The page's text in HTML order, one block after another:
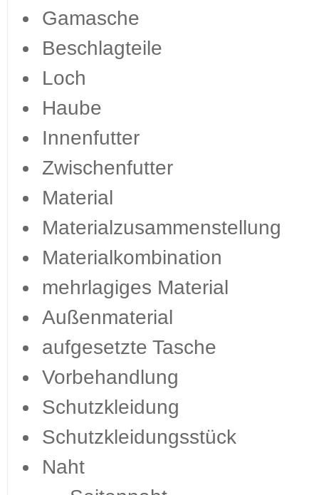
Gamasche
Beschlagteile
Loch
Haube
Innenfutter
Zwischenfutter
Material
Materialzusammenstellung
Materialkombination
mehrlagiges Material
Außenmaterial
aufgesetzte Tasche
Vorbehandlung
Schutzkleidung
Schutzkleidungsstück
Naht